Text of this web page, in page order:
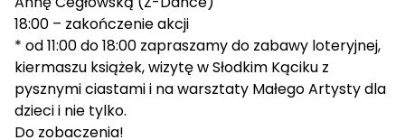
18:00 – zakończenie akcji
* od 11:00 do 18:00 zapraszamy do zabawy loteryjnej,
kiermaszu książek, wizytę w Słodkim Kąciku z
pysznymi ciastami i na warsztaty Małego Artysty dla
dzieci i nie tylko.
Do zobaczenia!